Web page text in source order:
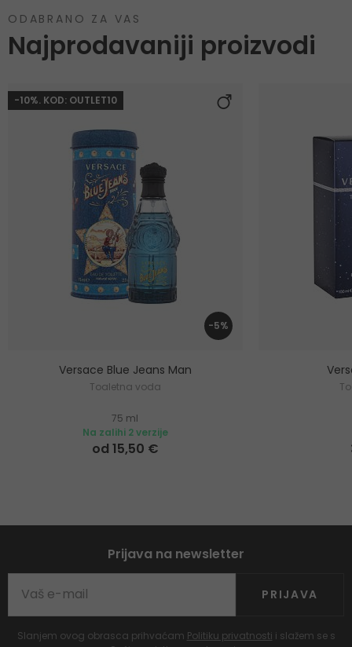
ODABRANO ZA VAS
Najprodavaniji proizvodi
-10%. KOD: OUTLET10
-5%
Versace Blue Jeans Man
Toaletna voda
75 ml
Na zalihi 2 verzije
od 15,50 €
Prijava na newsletter
PRIJAVA
Slanjem ovog obrasca prihvaćam Politiku privatnosti i slažem se s